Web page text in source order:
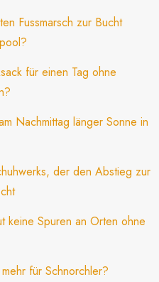
Fussmarsch zur Bucht
für einen Tag ohne
Nachmittag länger Sonne in
der den Abstieg zur
keine Spuren an Orten ohne
für Schnorchler?